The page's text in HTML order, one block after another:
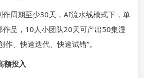
作周期至少30天，AI流水线模式下，单
作品，10人小团队20天可产出50集漫
作、快速迭代、快速试错”。
额投入